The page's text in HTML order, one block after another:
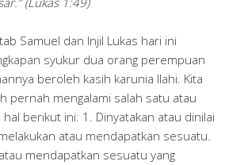
Samuel dan Injil Lukas hari ini
syukur dua orang perempuan
beroleh kasih karunia Ilahi. Kita
pernah mengalami salah satu atau
berikut ini: 1. Dinyatakan atau dinilai
atau mendapatkan sesuatu.
mendapatkan sesuatu yang